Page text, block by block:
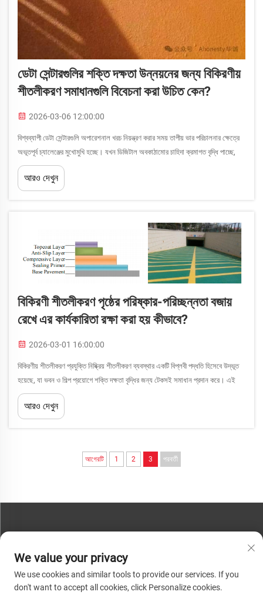
ডেটা সেন্টারগুলির শক্তি দক্ষতা উন্নয়নের জন্য বিকিরণীয়
শীতলীকরণ সমাধানগুলি বিবেচনা করা উচিত কেন?
2026-03-06 12:00:00
বিশ্বব্যাপী ডেটা সেন্টারগুলি অপারেশনাল খরচ নিয়ন্ত্রণ করার সময় তাপীয় ভার পরিচালনার ক্ষেত্রে
অভূতপূর্ব চ্যালেঞ্জের মুখোমুখি হচ্ছে। যখন ডিজিটাল অবকাঠামোর চাহিদা ক্রমাগত বৃদ্ধি পাচ্ছে,
তখন সুবিধা ব্যবস্থাপকরা ক্রমবর্ধমানভাবে উদ্ভাবনী তাপীয় ব্যবস্থাপনার দিকে ঝুঁকছেন...
আরও দেখুন
বিকিরণী শীতলীকরণ পৃষ্ঠের পরিষ্কার-পরিচ্ছন্নতা বজায়
রেখে এর কার্যকারিতা রক্ষা করা হয় কীভাবে?
2026-03-01 16:00:00
বিকিরণীয় শীতলীকরণ প্রযুক্তি নিষ্ক্রিয় শীতলীকরণ ব্যবস্থার একটি বিপ্লবী পদ্ধতি হিসেবে উদ্ভূত
হয়েছে, যা ভবন ও শিল্প প্রয়োগে শক্তি দক্ষতা বৃদ্ধির জন্য টেকসই সমাধান প্রদান করে। এই
প্রযুক্তির কার্যকারিতা মূলত প্রধানত...
আরও দেখুন
আগেরটি 1 2 3 পরবর্তী
ফোন:+86-13793890209
টেল: +86-13793890209
We value your privacy
We use cookies and similar tools to provide our services. If you
don't want to accept all cookies, click Personalize cookies.